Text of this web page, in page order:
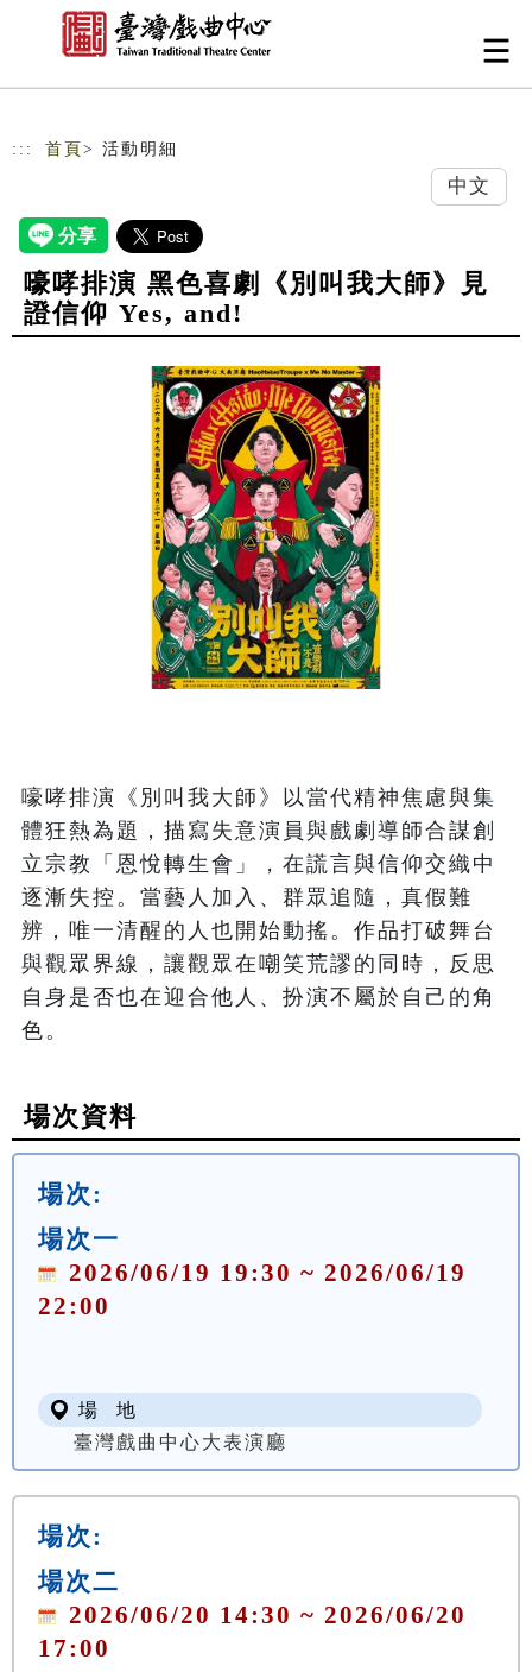
跳到主要內容
網站導覽
::: 首頁 > 活動明細
中文
嚎哮排演 黑色喜劇《別叫我大師》見
證信仰 Yes, and!
嚎哮排演《別叫我大師》以當代精神焦慮與集
體狂熱為題，描寫失意演員與戲劇導師合謀創
立宗教「恩悅轉生會」，在謊言與信仰交織中
逐漸失控。當藝人加入、群眾追隨，真假難
辨，唯一清醒的人也開始動搖。作品打破舞台
與觀眾界線，讓觀眾在嘲笑荒謬的同時，反思
自身是否也在迎合他人、扮演不屬於自己的角
色。
場次資料
場次:
場次一
2026/06/19 19:30 ~ 2026/06/19
22:00
場 地
臺灣戲曲中心大表演廳
場次:
場次二
2026/06/20 14:30 ~ 2026/06/20
17:00